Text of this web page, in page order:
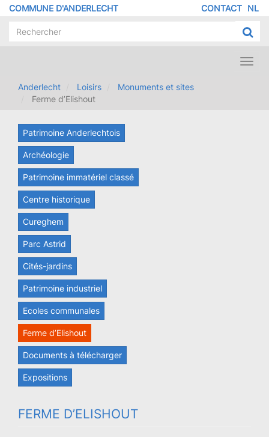
Aller
contenu
COMMUNE D'ANDERLECHT NL
DE
CONTACT
Anderlecht
Loisirs
Monuments et sites
Ferme d’Elishout
Patrimoine Anderlechtois
Archéologie
Patrimoine immatériel classé
Centre historique
Cureghem
Parc Astrid
Cités-jardins
Patrimoine industriel
Ecoles communales
Ferme d’Elishout
Documents à télécharger
Expositions
FERME D’ELISHOUT